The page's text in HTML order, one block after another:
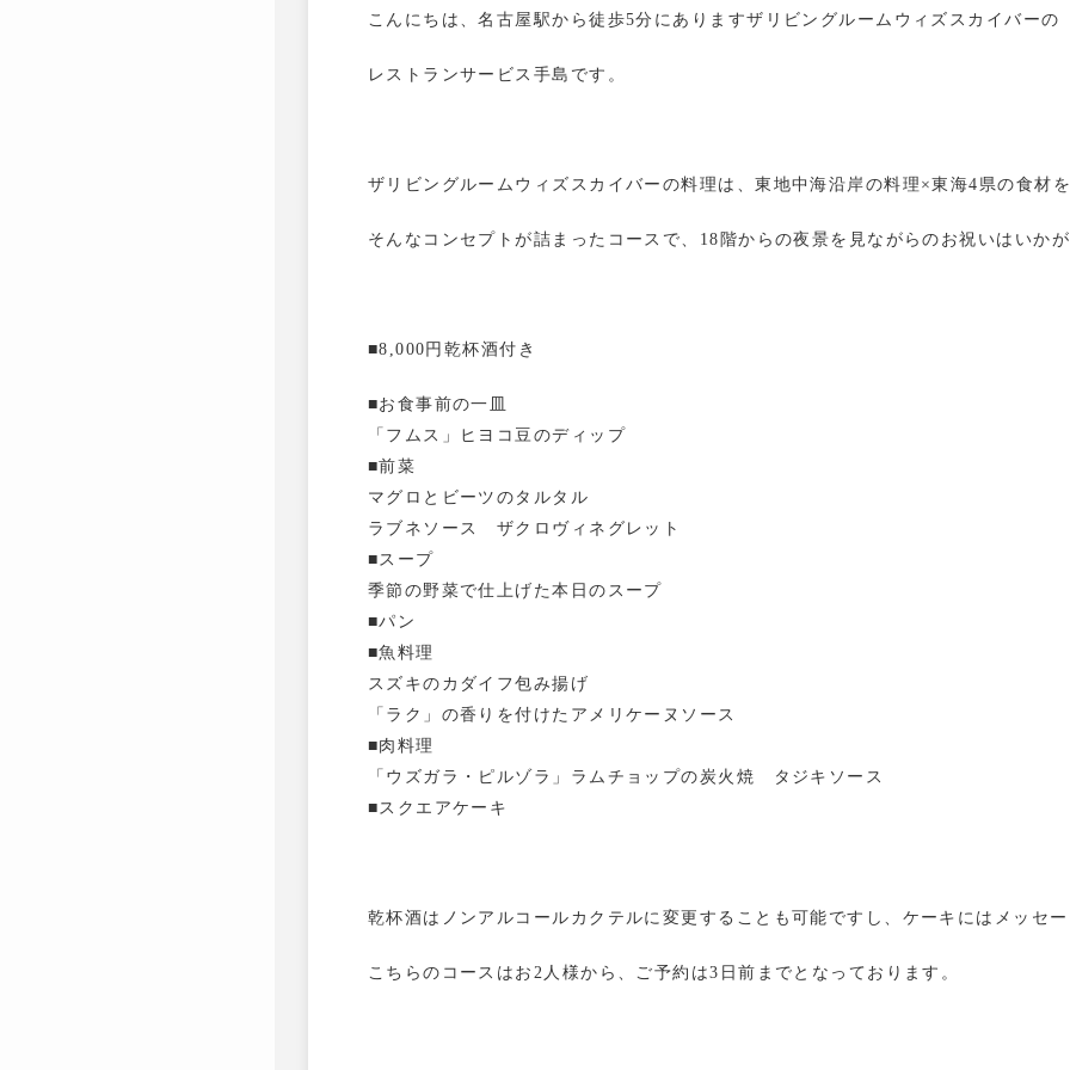
こんにちは、名古屋駅から徒歩5分にありますザリビングルームウィズスカイバーの
レストランサービス手島です。
ザリビングルームウィズスカイバーの料理は、東地中海沿岸の料理×東海4県の食材
そんなコンセプトが詰まったコースで、18階からの夜景を見ながらのお祝いはいか
■8,000円乾杯酒付き
■お食事前の一皿
「フムス」ヒヨコ豆のディップ
■前菜
マグロとビーツのタルタル
ラブネソース ザクロヴィネグレット
■スープ
季節の野菜で仕上げた本日のスープ
■パン
■魚料理
スズキのカダイフ包み揚げ
「ラク」の香りを付けたアメリケーヌソース
■肉料理
「ウズガラ・ピルゾラ」ラムチョップの炭火焼 タジキソース
■スクエアケーキ
乾杯酒はノンアルコールカクテルに変更することも可能ですし、ケーキにはメッセー
こちらのコースはお2人様から、ご予約は3日前までとなっております。